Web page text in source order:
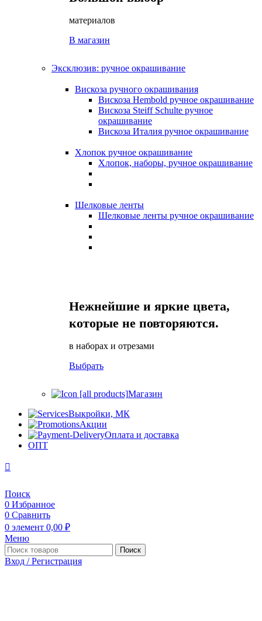
материалов
В магазин
Эксклюзив: ручное окрашивание
Вискоза ручного окрашивания
Вискоза Hembold ручное окрашивание
Вискоза Steiff Schulte ручное
окрашивание
Вискоза Италия ручное окрашивание
Хлопок ручное окрашивание
Хлопок, наборы, ручное окрашивание
Шелковые ленты
Шелковые ленты ручное окрашивание
Нежнейшие и яркие цвета,
которые не повторяются.
в наборах и отрезами
Выбрать
Магазин
Выкройки, МК
Акции
Оплата и доставка
ОПТ
Поиск
0 Избранное
0 Сравнить
0 элемент 0,00 ₽
Меню
Поиск
Вход / Регистрация